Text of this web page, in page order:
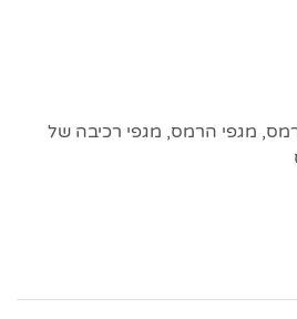
, מגפי הרמס, מגפי רכיבה של